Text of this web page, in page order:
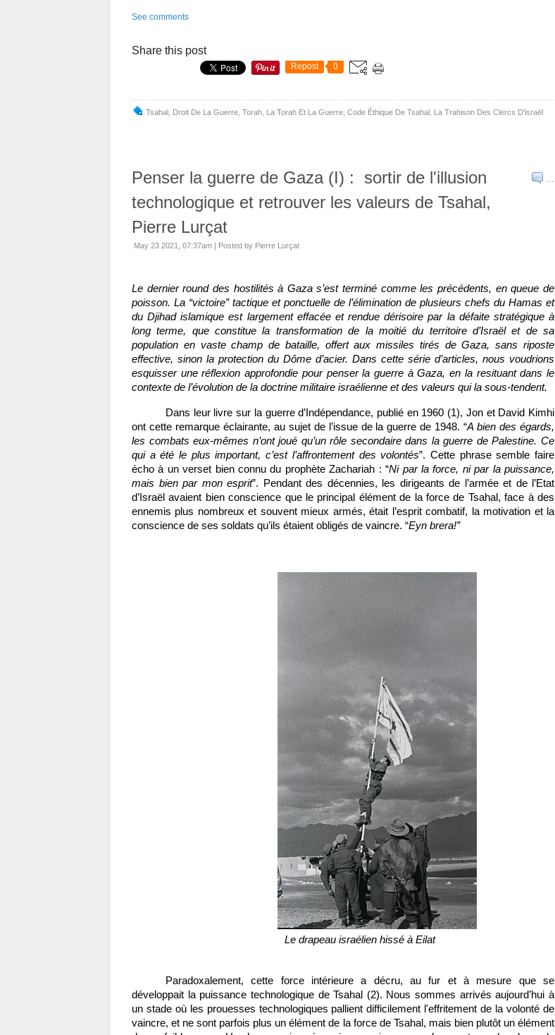
See comments
Share this post
Repost 0
Tsahal Droit De La Guerre Torah La Torah Et La Guerre Code Éthique De Tsahal La Trahison Des Clercs D'israël
…
Penser la guerre de Gaza (I) : sortir de l'illusion
technologique et retrouver les valeurs de Tsahal,
Pierre Lurçat
May 23 2021, 07:37am Posted by Pierre Lurçat
Le dernier round des hostilités à Gaza s’est terminé comme les précédents, en queue de
poisson. La “victoire” tactique et ponctuelle de l’élimination de plusieurs chefs du Hamas et
du Djihad islamique est largement effacée et rendue dérisoire par la défaite stratégique à
long terme, que constitue la transformation de la moitié du territoire d’Israël et de sa
population en vaste champ de bataille, offert aux missiles tirés de Gaza, sans riposte
effective, sinon la protection du Dôme d’acier. Dans cette série d’articles, nous voudrions
esquisser une réflexion approfondie pour penser la guerre à Gaza, en la resituant dans le
contexte de l’évolution de la doctrine militaire israélienne et des valeurs qui la sous-tendent.
Dans leur livre sur la guerre d’Indépendance, publié en 1960 (1), Jon et David Kimhi
ont cette remarque éclairante, au sujet de l’issue de la guerre de 1948. “A bien des égards,
les combats eux-mêmes n’ont joué qu’un rôle secondaire dans la guerre de Palestine. Ce
qui a été le plus important, c’est l’affrontement des volontés”. Cette phrase semble faire
écho à un verset bien connu du prophète Zachariah : “Ni par la force, ni par la puissance,
mais bien par mon esprit”. Pendant des décennies, les dirigeants de l’armée et de l’Etat
d’Israël avaient bien conscience que le principal élément de la force de Tsahal, face à des
ennemis plus nombreux et souvent mieux armés, était l’esprit combatif, la motivation et la
conscience de ses soldats qu’ils étaient obligés de vaincre. “Eyn brera!”
Le drapeau israélien hissé à Eilat
Paradoxalement, cette force intérieure a décru, au fur et à mesure que se
développait la puissance technologique de Tsahal (2). Nous sommes arrivés aujourd’hui à
un stade où les prouesses technologiques pallient difficilement l'effritement de la volonté de
vaincre, et ne sont parfois plus un élément de la force de Tsahal, mais bien plutôt un élément